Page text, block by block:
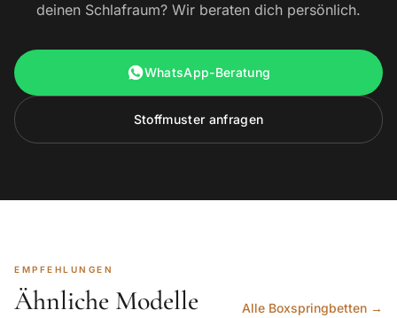
deinen Schlafraum? Wir beraten dich persönlich.
WhatsApp-Beratung
Stoffmuster anfragen
EMPFEHLUNGEN
Ähnliche Modelle Alle Boxspringbetten →